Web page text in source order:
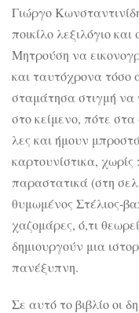
Γιώργο
ποικίλο λεξιλόγιο
Μητρούση να
και ταυτόχρονα τόσο
σταμάτησα στιγμή να
στο κείμενο, πότε
λες και ήμουν
καρτουνίστικα, χωρίς
παραστατικά (στη
θυμωμένος Στέλιος-
χαζομάρες, ό,τι
δημιουργούν μια
πανέξυπνη.
Σε αυτό το βιβλίο οι